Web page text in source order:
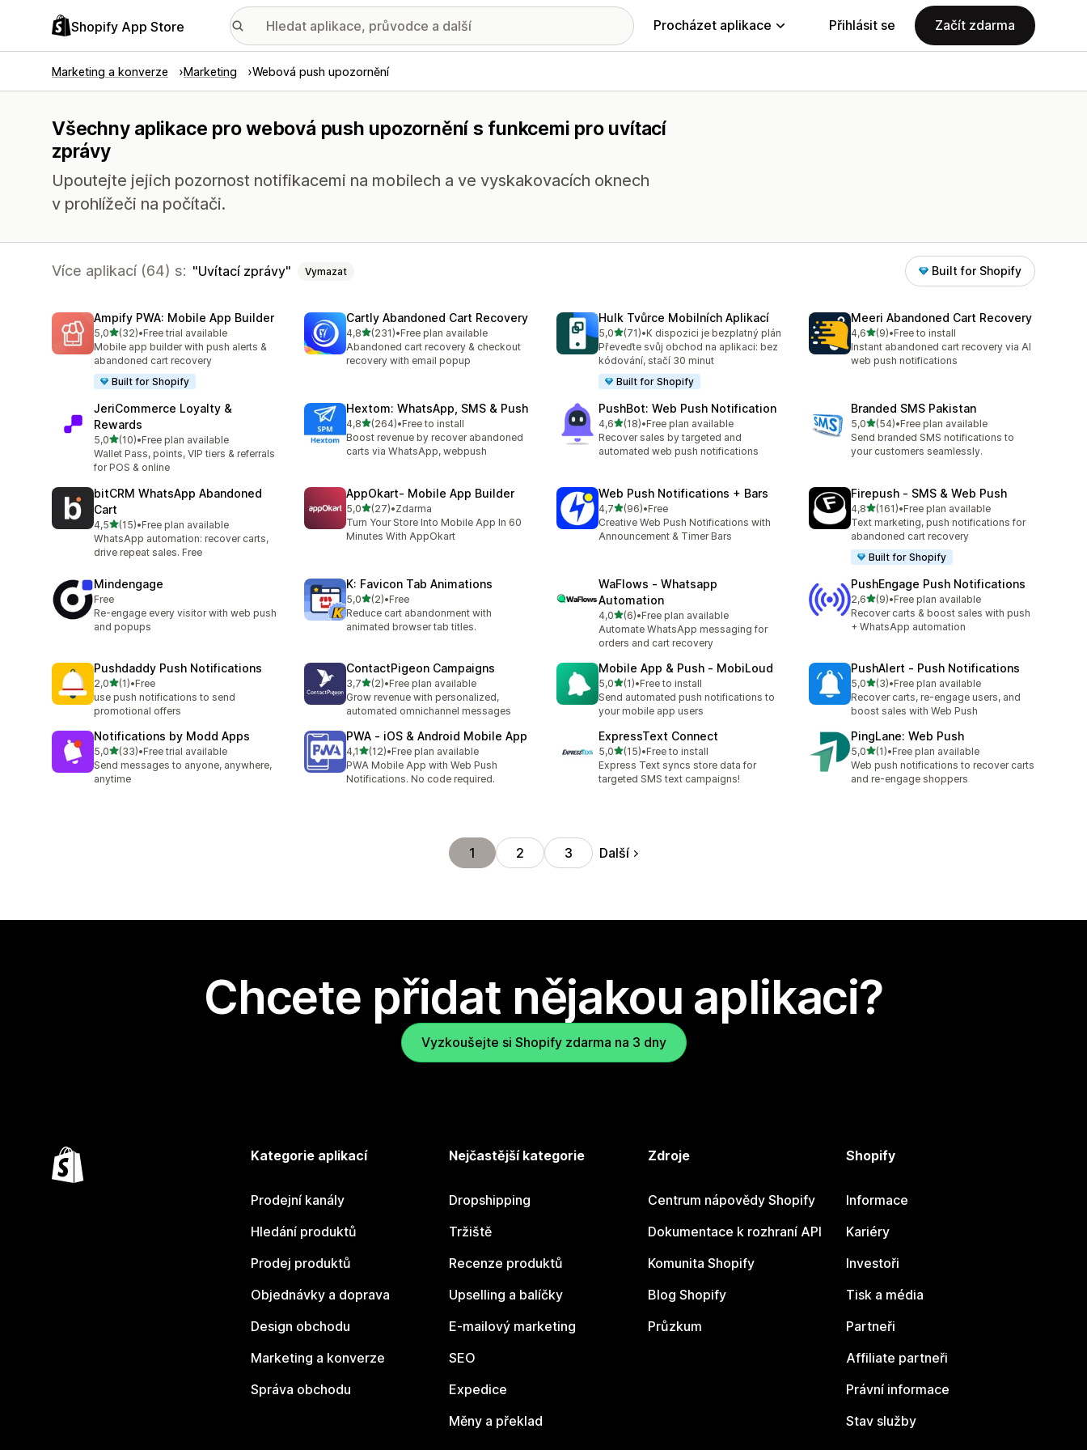
Shopify App Store Procházet aplikace Přihlásit se Začít zdarma
Marketing a konverze Marketing Webová push upozornění
Všechny aplikace pro webová push upozornění s funkcemi pro uvítací
zprávy
Upoutejte jejich pozornost notifikacemi na mobilech a ve vyskakovacích oknech
v prohlížeči na počítači.
Více aplikací (64) s: Uvítací zprávy Vymazat Built for Shopify
Ampify PWA: Mobile App Builder
5,0z 5 hvězd
(32)
Celkový počet recenzí: 32
•Free trial available
Mobile app builder with push alerts &
abandoned cart recovery
Built for Shopify
Cartly Abandoned Cart Recovery
4,8z 5 hvězd
(231)
Celkový počet recenzí: 231
•Free plan available
Abandoned cart recovery & checkout
recovery with email popup
Hulk Tvůrce Mobilních Aplikací
5,0z 5 hvězd
(71)
Celkový počet recenzí: 71
•K dispozici je bezplatný plán
Převeďte svůj obchod na aplikaci: bez
kódování, stačí 30 minut
Built for Shopify
Meeri Abandoned Cart Recovery
4,6z 5 hvězd
(9)
Celkový počet recenzí: 9
•Free to install
Instant abandoned cart recovery via AI
web push notifications
JeriCommerce Loyalty &
Rewards
5,0z 5 hvězd
(10)
Celkový počet recenzí: 10
•Free plan available
Wallet Pass, points, VIP tiers & referrals
for POS & online
Hextom: WhatsApp, SMS & Push
4,8z 5 hvězd
(264)
Celkový počet recenzí: 264
•Free to install
Boost revenue by recover abandoned
carts via WhatsApp, webpush
PushBot: Web Push Notification
4,6z 5 hvězd
(18)
Celkový počet recenzí: 18
•Free plan available
Recover sales by targeted and
automated web push notifications
Branded SMS Pakistan
5,0z 5 hvězd
(54)
Celkový počet recenzí: 54
•Free plan available
Send branded SMS notifications to
your customers seamlessly.
bitCRM WhatsApp Abandoned
Cart
4,5z 5 hvězd
(15)
Celkový počet recenzí: 15
•Free plan available
WhatsApp automation: recover carts,
drive repeat sales. Free
AppOkart‑ Mobile App Builder
5,0z 5 hvězd
(27)
Celkový počet recenzí: 27
•Zdarma
Turn Your Store Into Mobile App In 60
Minutes With AppOkart
Web Push Notifications + Bars
4,7z 5 hvězd
(96)
Celkový počet recenzí: 96
•Free
Creative Web Push Notifications with
Announcement & Timer Bars
Firepush ‑ SMS & Web Push
4,8z 5 hvězd
(161)
Celkový počet recenzí: 161
•Free plan available
Text marketing, push notifications for
abandoned cart recovery
Built for Shopify
Mindengage
Free
Re-engage every visitor with web push
and popups
K: Favicon Tab Animations
5,0z 5 hvězd
(2)
Celkový počet recenzí: 2
•Free
Reduce cart abandonment with
animated browser tab titles.
WaFlows ‑ Whatsapp
Automation
4,0z 5 hvězd
(6)
Celkový počet recenzí: 6
•Free plan available
Automate WhatsApp messaging for
orders and cart recovery
PushEngage Push Notifications
2,6z 5 hvězd
(9)
Celkový počet recenzí: 9
•Free plan available
Recover carts & boost sales with push
+ WhatsApp automation
Pushdaddy Push Notifications
2,0z 5 hvězd
(1)
Celkový počet recenzí: 1
•Free
use push notifications to send
promotional offers
ContactPigeon Campaigns
3,7z 5 hvězd
(2)
Celkový počet recenzí: 2
•Free plan available
Grow revenue with personalized,
automated omnichannel messages
Mobile App & Push ‑ MobiLoud
5,0z 5 hvězd
(1)
Celkový počet recenzí: 1
•Free to install
Send automated push notifications to
your mobile app users
PushAlert ‑ Push Notifications
5,0z 5 hvězd
(3)
Celkový počet recenzí: 3
•Free plan available
Recover carts, re-engage users, and
boost sales with Web Push
Notifications by Modd Apps
5,0z 5 hvězd
(33)
Celkový počet recenzí: 33
•Free trial available
Send messages to anyone, anywhere,
anytime
PWA ‑ iOS & Android Mobile App
4,1z 5 hvězd
(12)
Celkový počet recenzí: 12
•Free plan available
PWA Mobile App with Web Push
Notifications. No code required.
ExpressText Connect
5,0z 5 hvězd
(15)
Celkový počet recenzí: 15
•Free to install
Express Text syncs store data for
targeted SMS text campaigns!
PingLane: Web Push
5,0z 5 hvězd
(1)
Celkový počet recenzí: 1
•Free plan available
Web push notifications to recover carts
and re-engage shoppers
1 2 3 Další
Chcete přidat nějakou aplikaci?
Vyzkoušejte si Shopify zdarma na 3 dny
Kategorie aplikací
Prodejní kanály
Hledání produktů
Prodej produktů
Objednávky a doprava
Design obchodu
Marketing a konverze
Správa obchodu
Nejčastější kategorie
Dropshipping
Tržiště
Recenze produktů
Upselling a balíčky
E-mailový marketing
SEO
Expedice
Měny a překlad
Zdroje
Centrum nápovědy Shopify
Dokumentace k rozhraní API
Komunita Shopify
Blog Shopify
Průzkum
Shopify
Informace
Kariéry
Investoři
Tisk a média
Partneři
Affiliate partneři
Právní informace
Stav služby